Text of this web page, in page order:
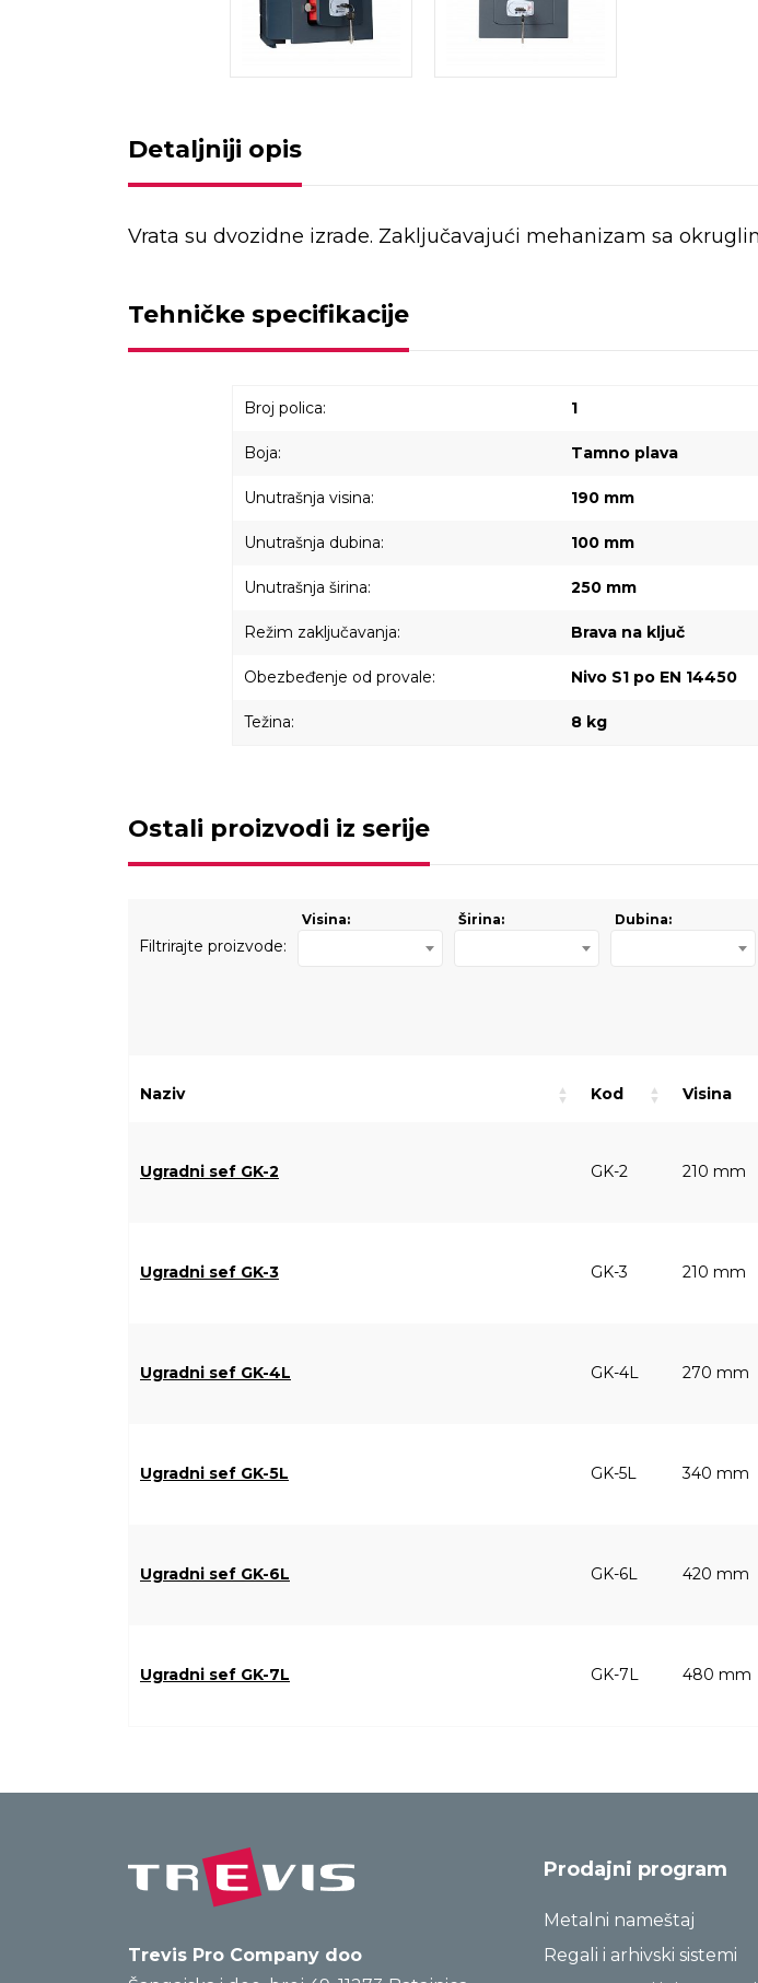
Detaljniji opis
Vrata su dvozidne izrade. Zaključavajući mehanizam sa
Tehničke specifikacije
Broj polica: 1
Boja: Tamno plava
Unutrašnja visina: 190 mm
Unutrašnja dubina: 100 mm
Unutrašnja širina: 250 mm
Režim zaključavanja: Brava na ključ
Obezbeđenje od provale: Nivo S1 po EN 14450
Težina: 8 kg
Ostali proizvodi iz serije
Filtrirajte proizvode:
Visina: Širina: Dubina:
Naziv Kod Visina
Ugradni sef GK-2 GK-2 210 mm
Ugradni sef GK-3 GK-3 210 mm
Ugradni sef GK-4L GK-4L 270 mm
Ugradni sef GK-5L GK-5L 340 mm
Ugradni sef GK-6L GK-6L 420 mm
Ugradni sef GK-7L GK-7L 480 mm
Trevis Pro Company doo
Prodajni program
Metalni nameštaj
Regali i arhivski sistemi